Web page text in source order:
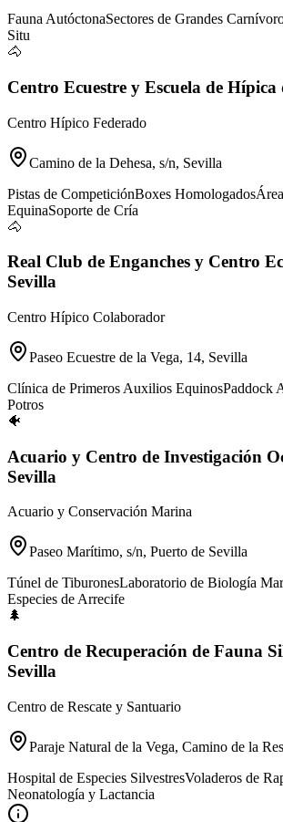
Fauna AutóctonaSectores de Grandes
Situ
🐴
Centro Ecuestre y Escuela de Hípica
Centro Hípico Federado
Camino de la Dehesa, s/n, Sevilla
Pistas de CompeticiónBoxes Homologados
EquinaSoporte de Cría
🐴
Real Club de Enganches y Centro
Sevilla
Centro Hípico Colaborador
Paseo Ecuestre de la Vega, 14, Sevilla
Clínica de Primeros Auxilios EquinosPaddock
Potros
🐠
Acuario y Centro de Investigación
Sevilla
Acuario y Conservación Marina
Paseo Marítimo, s/n, Puerto de Sevilla
Túnel de TiburonesLaboratorio de Biología
Especies de Arrecife
🌲
Centro de Recuperación de Fauna
Sevilla
Centro de Rescate y Santuario
Paraje Natural de la Vega, Camino de la
Hospital de Especies SilvestresVoladeros de
Neonatología y Lactancia